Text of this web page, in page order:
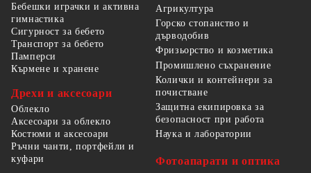
Бебешки играчки и активна
гимнастика
Сигурност за бебето
Транспорт за бебето
Памперси
Кърмене и хранене
Дрехи и аксесоари
Облекло
Аксесоари за облекло
Костюми и аксесоари
Ръчни чанти, портфейли и
куфари
Агрикултура
Горско стопанство и
дърводобив
Фризьорство и козметика
Промишлено съхранение
Колички и контейнери за
почистване
Защитна екипировка за
безопасност при работа
Наука и лаборатории
Фотоапарати и оптика